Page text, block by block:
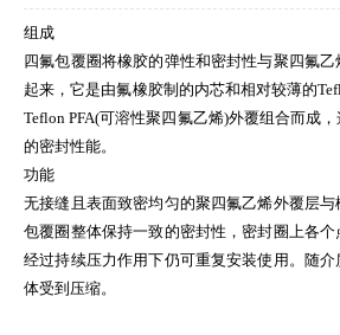
组成
四氟包覆圈将橡胶的弹性和密封性与聚四氟
起来，它是由氟橡胶制的内芯和相对较薄的
Teflon PFA(可溶性聚四氟乙烯)外覆组合而成
的密封性能。
功能
无接缝且表面致密均匀的聚四氟乙烯外覆层
包覆圈整体保持一致的密封性，密封圈上各
经过持续压力作用下仍可重复安装使用。随
体受到压缩。